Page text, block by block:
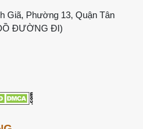
Giã, Phường 13, Quận Tân
ĐƯỜNG ĐI)